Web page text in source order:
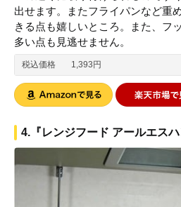
出せます。またフライパンなど重
きる点も嬉しいところ。また、フ
多い点も見逃せません。
税込価格 1,393円
4.『レンジフード アールエスハ